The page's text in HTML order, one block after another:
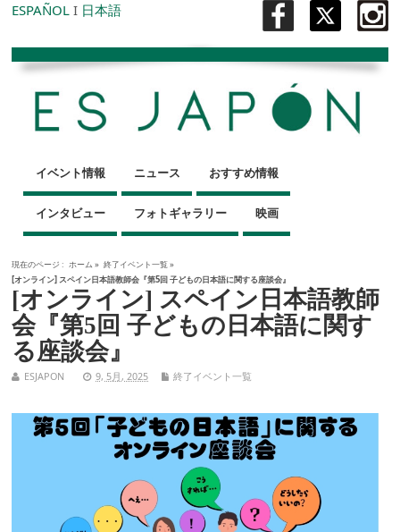
ESPAÑOL I 日本語
イベント情報 ニュース おすすめ情報
インタビュー フォトギャラリー 映画
現在のページ : ホーム » 終了イベント一覧»
[オンライン] スペイン日本語教師会『第5回 子どもの日本語に関する座談会』
[オンライン] スペイン日本語教師
会『第5回 子どもの日本語に関す
る座談会』
ESJAPON 9, 5月, 2025 終了イベント一覧